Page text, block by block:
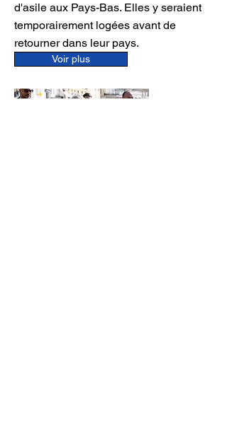
d'asile aux Pays-Bas. Elles y seraient
temporairement logées avant de
retourner dans leur pays.
Voir plus